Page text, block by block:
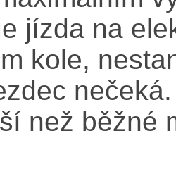
jízda na
kole,
než běžné